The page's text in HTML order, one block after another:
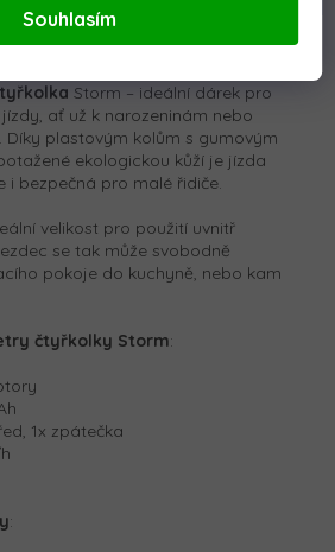
Souhlasím
Storm – ideální dárek pro
ať už k narozeninám nebo
Díky plastovým kolům s gumovým
ekologickou kůží je jízda
i bezpečná pro malé řidiče.
velikost pro použití uvnitř
se tak může svobodně
pokoje do kuchyně, nebo kam
čtyřkolky Storm:
1x zpátečka
: